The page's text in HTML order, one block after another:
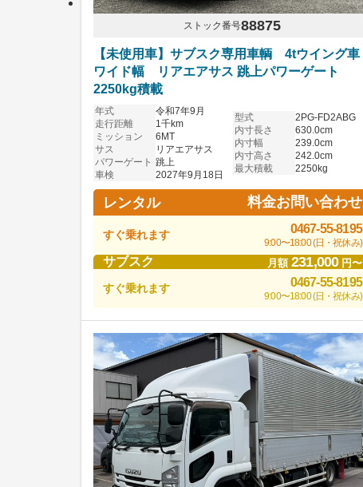
ストック番号88875
【未使用車】サブスク専用車輌 4tウイング車
ワイド幅 リアエアサス 跳上パワーゲート
2250kg積載
年式
令和7年9月
走行距離
1千km
ミッション
6MT
サス
リアエアサス
パワーゲート 跳上
車検
2027年9月18日
型式
2PG-FD2ABG
内寸長さ
630.0cm
内寸幅
239.0cm
内寸高さ
242.0cm
最大積載
2250kg
レンタル 料金お問い合わせ
すぐ乗れます 0467-55-8195
9:00〜18:00 (日・祝休み)
サブスク 月額231,000円〜
すぐ乗れます 0467-55-8195
9:00〜18:00 (日・祝休み)